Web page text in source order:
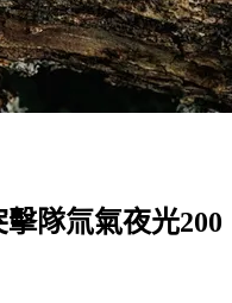
隊氚氣夜光200